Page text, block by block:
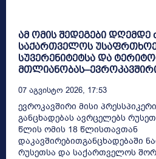
ამ ომის შედეგები დღემდე
საქართველოს
სუვერენიტეტსა და
07 Აგვისტო 2026, 17:53
ევროკავშირი მისი
განცხადებას ავრცელებს
წლის ომის 18 წლისთავთან
დაკავშირებითგანცხადებაში
რუსეთსა და საქართველოს